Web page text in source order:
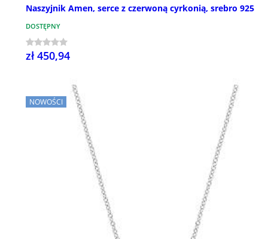
Naszyjnik Amen, serce z czerwoną cyrkonią, srebro 925
DOSTĘPNY
zł 450,94
NOWOŚCI